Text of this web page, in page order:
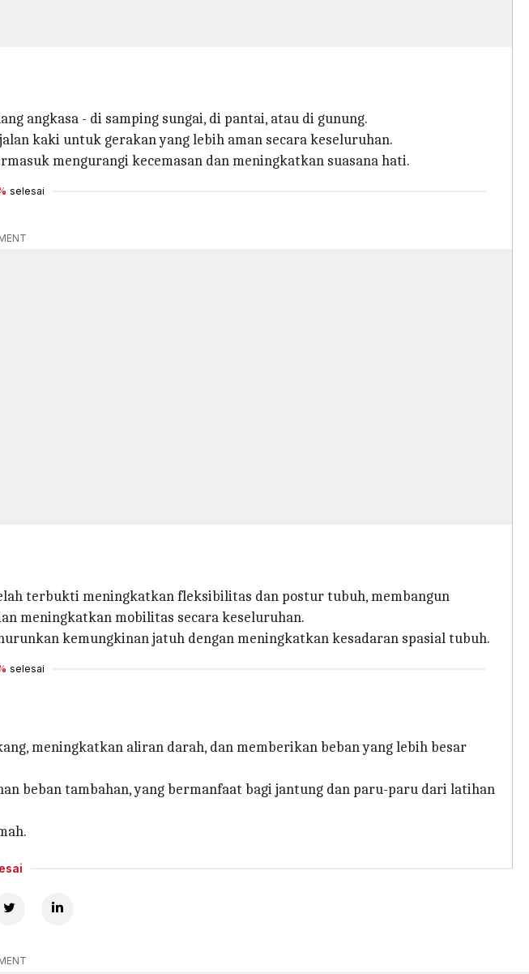
angkasa - di samping sungai, di pantai, atau di gunung.
kaki untuk gerakan yang lebih aman secara keseluruhan.
mengurangi kecemasan dan meningkatkan suasana hati.
selesai
terbukti meningkatkan fleksibilitas dan postur tubuh, membangun
meningkatkan mobilitas secara keseluruhan.
kemungkinan jatuh dengan meningkatkan kesadaran spasial tubuh.
selesai
meningkatkan aliran darah, dan memberikan beban yang lebih besar
beban tambahan, yang bermanfaat bagi jantung dan paru-paru dari latihan